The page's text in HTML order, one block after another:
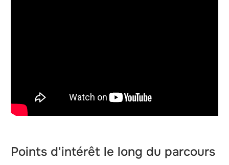
Points d'intérêt le long du parcours